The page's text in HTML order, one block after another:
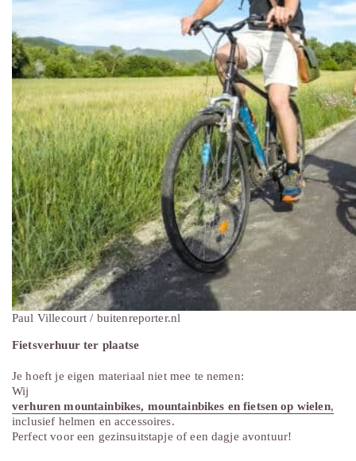
Paul Villecourt / buitenreporter.nl
Fietsverhuur ter plaatse
Je hoeft je eigen materiaal niet mee te nemen:
Wij
verhuren mountainbikes, mountainbikes en fietsen op wielen,
inclusief helmen en accessoires.
Perfect voor een gezinsuitstapje of een dagje avontuur!